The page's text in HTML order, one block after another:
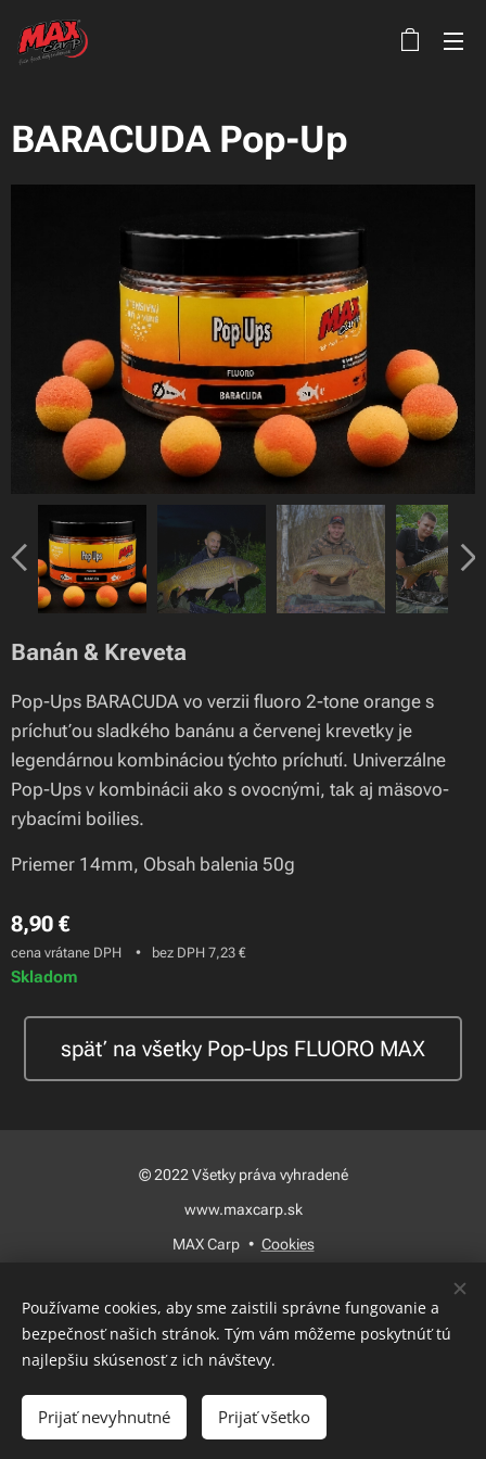
BARACUDA Pop-Up
1x 14mm Pop Up BARACUDA
čas: August, lokalita: Štrkovisko, nástraha: 1x Pop-Up
BARACUDA
čas: august, lokalita: štrkovisko, vnadenie: boilies PIKANTE-RIO
+ tigrí orech, nástraha: 1x Pop-Up BARACUDA
Banán & Kreveta
Pop-Ups BARACUDA vo verzii fluoro 2-tone orange s
príchuťou sladkého banánu a červenej krevetky je
legendárnou kombináciou týchto príchutí. Univerzálne
Pop-Ups v kombinácii ako s ovocnými, tak aj mäsovo-
rybacími boilies.
Priemer 14mm, Obsah balenia 50g
8,90 €
cena vrátane DPH bez DPH 7,23 €
Skladom
Do košíka
späť na všetky Pop-Ups FLUORO MAX
© 2022 Všetky práva vyhradené
www.maxcarp.sk
MAX Carp
Cookies
Slovenčina
Magyar
Používame cookies, aby sme zaistili správne fungovanie a
bezpečnosť našich stránok. Tým vám môžeme poskytnúť tú
najlepšiu skúsenosť z ich návštevy.
Prijať nevyhnutné Prijať všetko